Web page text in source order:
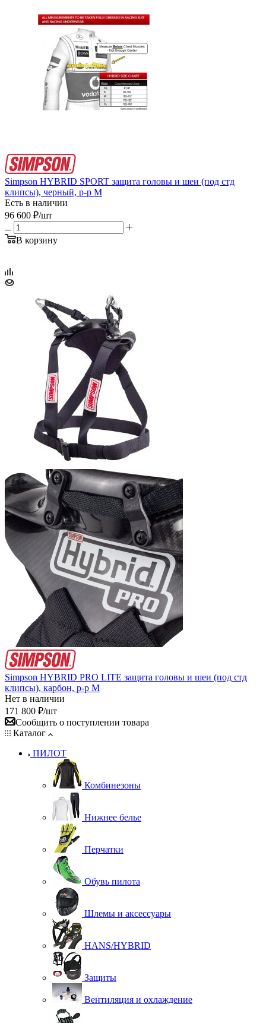
Simpson HYBRID SPORT защита головы и шеи (под стд
клипсы), черный, р-р М
Есть в наличии
96 600 ₽/шт
В корзину
Simpson HYBRID PRO LITE защита головы и шеи (под стд
клипсы), карбон, р-р M
Нет в наличии
171 800 ₽/шт
Сообщить о поступлении товара
Каталог
ПИЛОТ
Комбинезоны
Нижнее белье
Перчатки
Обувь пилота
Шлемы и аксессуары
HANS/HYBRID
Защиты
Вентиляция и охлаждение